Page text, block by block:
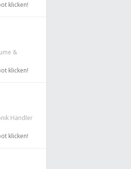
klicken!
&
klicken!
Händler
klicken!